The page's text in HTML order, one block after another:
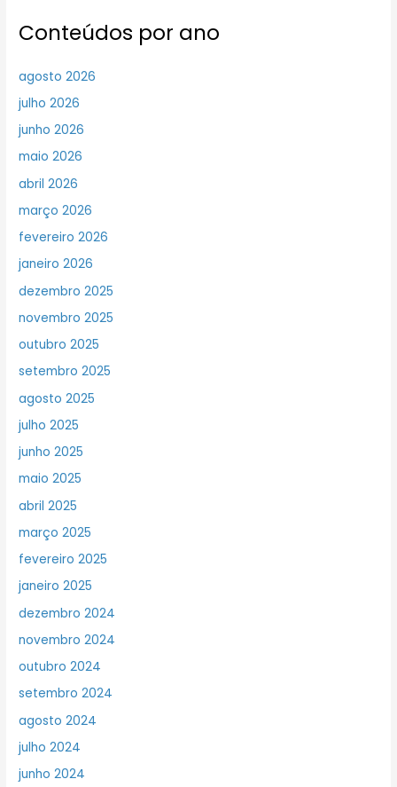
Conteúdos por ano
agosto 2026
julho 2026
junho 2026
maio 2026
abril 2026
março 2026
fevereiro 2026
janeiro 2026
dezembro 2025
novembro 2025
outubro 2025
setembro 2025
agosto 2025
julho 2025
junho 2025
maio 2025
abril 2025
março 2025
fevereiro 2025
janeiro 2025
dezembro 2024
novembro 2024
outubro 2024
setembro 2024
agosto 2024
julho 2024
junho 2024